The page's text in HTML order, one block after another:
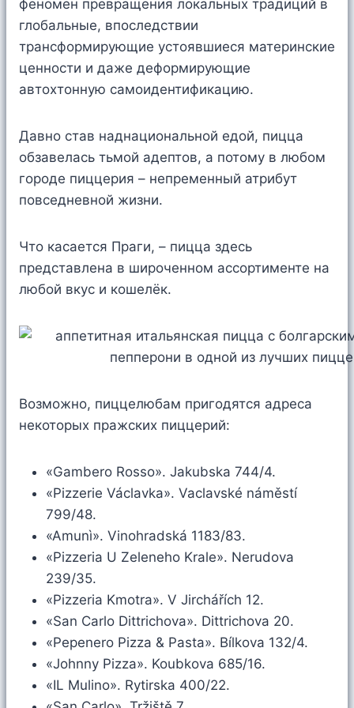
феномен превращения локальных традиций в
глобальные, впоследствии
трансформирующие устоявшиеся материнские
ценности и даже деформирующие
автохтонную самоидентификацию.
Давно став наднациональной едой, пицца
обзавелась тьмой адептов, а потому в любом
городе пиццерия – непременный атрибут
повседневной жизни.
Что касается Праги, – пицца здесь
представлена в широченном ассортименте на
любой вкус и кошелёк.
Возможно, пиццелюбам пригодятся адреса
некоторых пражских пиццерий:
«Gambero Rosso». Jakubska 744/4.
«Pizzerie Václavka». Vaclavské náměstí
799/48.
«Amunì». Vinohradská 1183/83.
«Pizzeria U Zeleneho Krale». Nerudova
239/35.
«Pizzeria Kmotra». V Jirchářích 12.
«San Carlo Dittrichova». Dittrichova 20.
«Pepenero Pizza & Pasta». Bílkova 132/4.
«Johnny Pizza». Koubkova 685/16.
«IL Mulino». Rytirska 400/22.